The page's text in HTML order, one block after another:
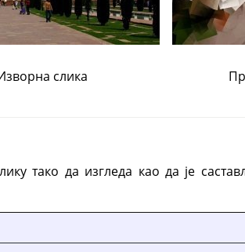
слика
тако да изгледа као да је